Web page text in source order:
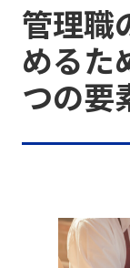
管理職
めるた
つの要